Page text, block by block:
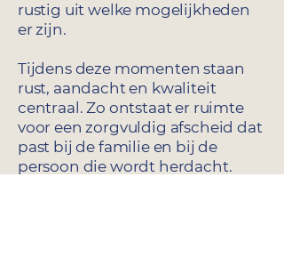
rustig uit welke mogelijkheden
er zijn.
Tijdens deze momenten staan
rust, aandacht en kwaliteit
centraal. Zo ontstaat er ruimte
voor een zorgvuldig afscheid dat
past bij de familie en bij de
persoon die wordt herdacht.